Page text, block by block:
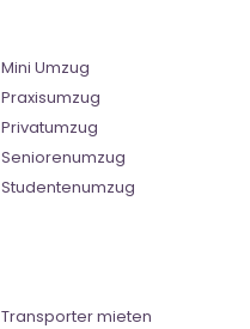
Mini Umzug
Praxisumzug
Privatumzug
Seniorenumzug
Studentenumzug
Transporter mieten